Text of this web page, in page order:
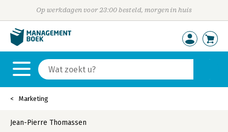
Op werkdagen voor 23:00 besteld, morgen in huis
Marketing
Jean-Pierre Thomassen